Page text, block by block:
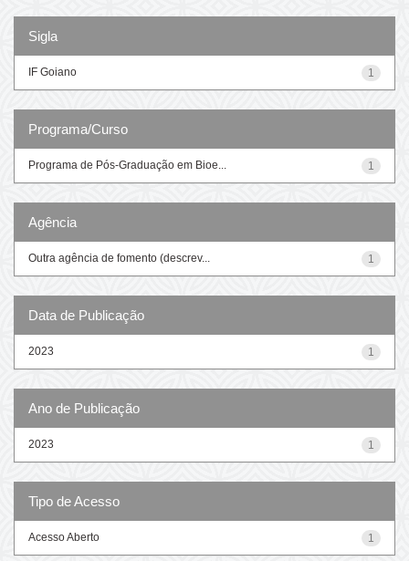
Sigla
1
IF Goiano
Programa/Curso
1
Programa de Pós-Graduação em Bioe...
Agência
1
Outra agência de fomento (descrev...
Data de Publicação
1
2023
Ano de Publicação
1
2023
Tipo de Acesso
1
Acesso Aberto